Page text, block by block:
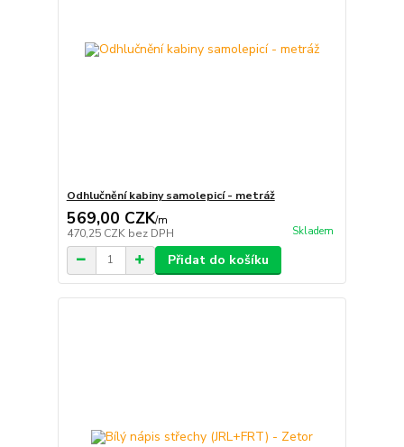
Odhlučnění kabiny samolepicí - metráž
569,00 CZK/m
470,25 CZK bez DPH Skladem
Přidat do košíku